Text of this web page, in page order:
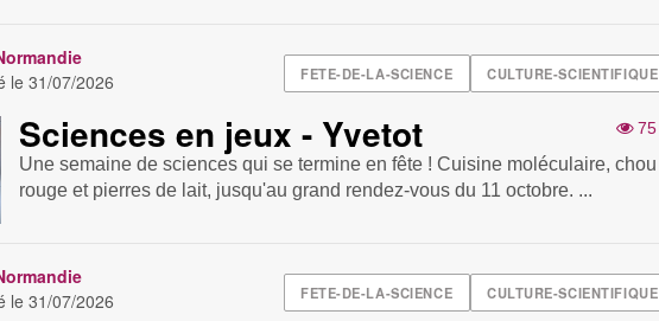
FETE-DE-LA-SCIENCE CULTURE-SCIENTIFIQUE
le31/07/2026
75
Sciences en jeux - Yvetot
Une semaine de sciences qui se termine en fête ! Cuisine moléculaire, chou
rouge et pierres de lait, jusqu'au grand rendez-vous du 11 octobre. ...
FETE-DE-LA-SCIENCE CULTURE-SCIENTIFIQUE
le31/07/2026